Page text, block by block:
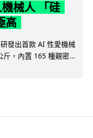
械人 「硅
高
發出首款 AI 性愛機械
斤，內置 165 種親密...